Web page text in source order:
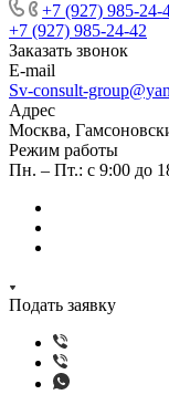
+7 (927) 985-24-
+7 (927) 985-24-42
Заказать звонок
E-mail
Sv-consult-
Адрес
Москва,
Режим работы
Пн. – Пт.: с 9:00 до
Подать заявку